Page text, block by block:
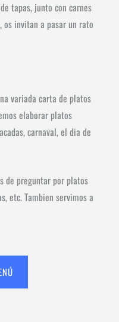
tapas, junto con carnes
os invitan a pasar un rato
variada carta de platos
elaborar platos
carnaval, el dia de
de preguntar por platos
etc. Tambien servimos a